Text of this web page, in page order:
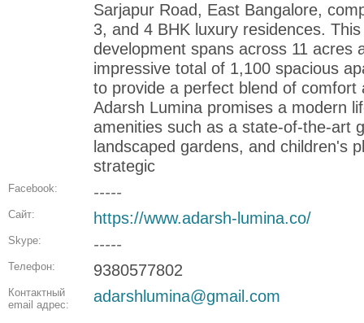
Sarjapur Road, East Bangalore,
3, and 4 BHK luxury residences.
development spans across 11 acres
impressive total of 1,100 spacious
to provide a perfect blend of comfort
Adarsh Lumina promises a modern
amenities such as a state-of-the-art
landscaped gardens, and children's
strategic
Facebook: -----
Сайт: https://www.adarsh-lumina.co/
Skype: -----
Телефон: 9380577802
Контактный
email адрес:
adarshlumina@gmail.com